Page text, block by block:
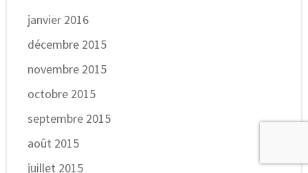
janvier 2016
décembre 2015
novembre 2015
octobre 2015
septembre 2015
août 2015
juillet 2015